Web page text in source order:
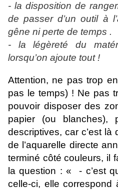
- la disposition de
de passer d’un outil à
gêne ni perte de temps .
- la légèreté du
lorsqu’on ajoute tout !
Attention, ne pas trop
pas le temps) ! Ne pas
pouvoir disposer des
papier (ou blanches),
descriptives, car c’est là
de l’aquarelle directe
terminé côté couleurs, il
la question : « - c’est
celle-ci, elle